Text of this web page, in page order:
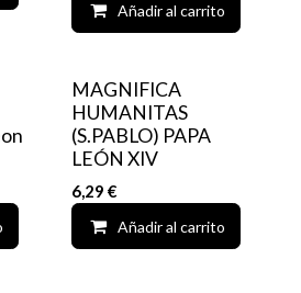
Añadir al carrito
Add to wishlist
MAGNIFICA
HUMANITAS
(S.PABLO) PAPA
LEÓN XIV
6,29 €
Añadir al carrito